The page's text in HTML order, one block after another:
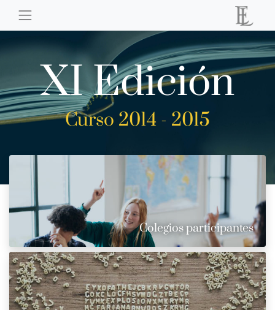
XI Edición
Curso 2014 - 2015
Colegios participantes